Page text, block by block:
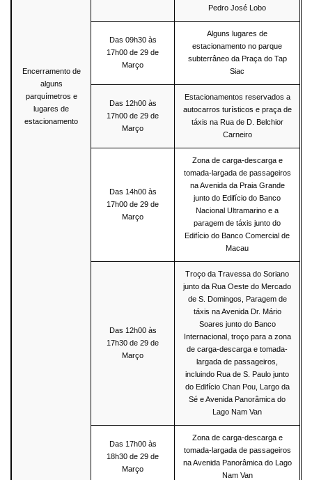
Encerramento de
alguns
parquímetros e
lugares de
estacionamento
Pedro José Lobo
Das 09h30 às
17h00 de 29 de
Março
Alguns lugares de
estacionamento no parque
subterrâneo da Praça do Tap
Siac
Das 12h00 às
17h00 de 29 de
Março
Estacionamentos reservados a
autocarros turísticos e praça de
táxis na Rua de D. Belchior
Carneiro
Das 14h00 às
17h00 de 29 de
Março
Zona de carga-descarga e
tomada-largada de passageiros
na Avenida da Praia Grande
junto do Edifício do Banco
Nacional Ultramarino e a
paragem de táxis junto do
Edifício do Banco Comercial de
Macau
Das 12h00 às
17h30 de 29 de
Março
Troço da Travessa do Soriano
junto da Rua Oeste do Mercado
de S. Domingos, Paragem de
táxis na Avenida Dr. Mário
Soares junto do Banco
Internacional, troço para a zona
de carga-descarga e tomada-
largada de passageiros,
incluindo Rua de S. Paulo junto
do Edifício Chan Pou, Largo da
Sé e Avenida Panorâmica do
Lago Nam Van
Das 17h00 às
18h30 de 29 de
Março
Zona de carga-descarga e
tomada-largada de passageiros
na Avenida Panorâmica do Lago
Nam Van